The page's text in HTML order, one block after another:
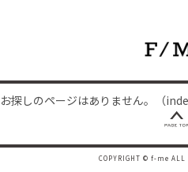
お探しのページはありません。（
COPYRIGHT © f-me ALL